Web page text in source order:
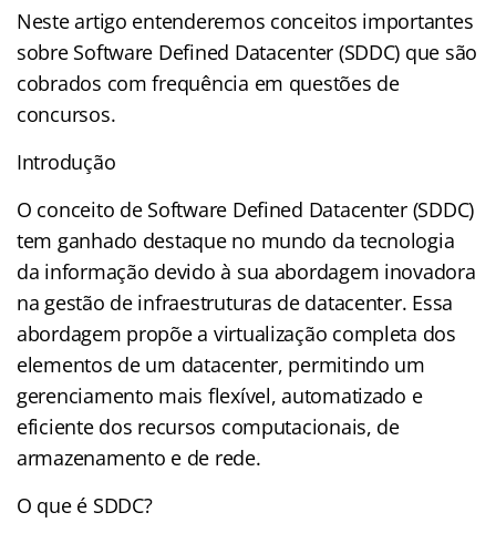
Neste artigo entenderemos conceitos importantes
sobre Software Defined Datacenter (SDDC) que são
cobrados com frequência em questões de
concursos.
Introdução
O conceito de Software Defined Datacenter (SDDC)
tem ganhado destaque no mundo da tecnologia
da informação devido à sua abordagem inovadora
na gestão de infraestruturas de datacenter. Essa
abordagem propõe a virtualização completa dos
elementos de um datacenter, permitindo um
gerenciamento mais flexível, automatizado e
eficiente dos recursos computacionais, de
armazenamento e de rede.
O que é SDDC?